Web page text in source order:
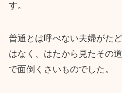
す。
普通とは呼べない夫婦がた
はなく、はたから見たその
で面倒くさいものでした。